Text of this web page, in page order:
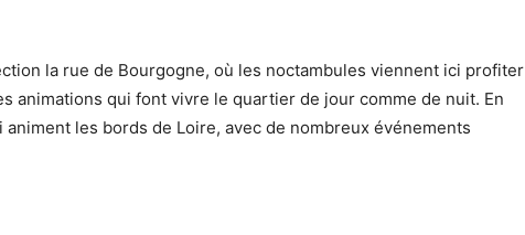
la rue de Bourgogne, où les noctambules viennent ici profiter
animations qui font vivre le quartier de jour comme de nuit. En
les bords de Loire, avec de nombreux événements